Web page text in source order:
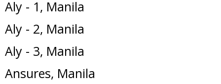
Aly - 1, Manila
Aly - 2, Manila
Aly - 3, Manila
Ansures, Manila